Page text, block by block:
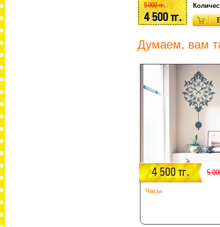
5 000 тг.
4 500 тг.
Думаем, вам
4 500 тг. 5
Часы